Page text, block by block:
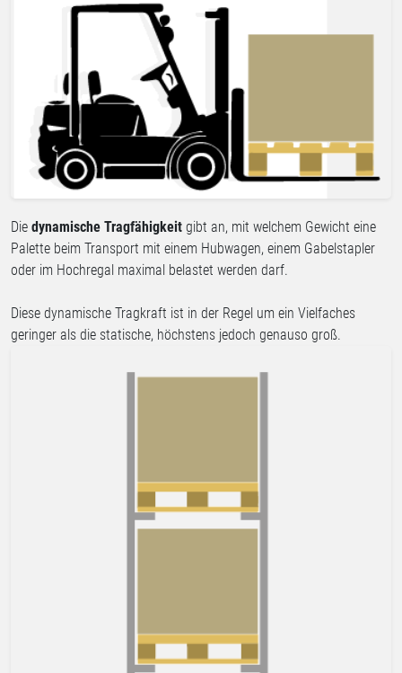
Die dynamische Tragfähigkeit gibt an, mit welchem Gewicht eine
Palette beim Transport mit einem Hubwagen, einem Gabelstapler
oder im Hochregal maximal belastet werden darf.
Diese dynamische Tragkraft ist in der Regel um ein Vielfaches
geringer als die statische, höchstens jedoch genauso groß.